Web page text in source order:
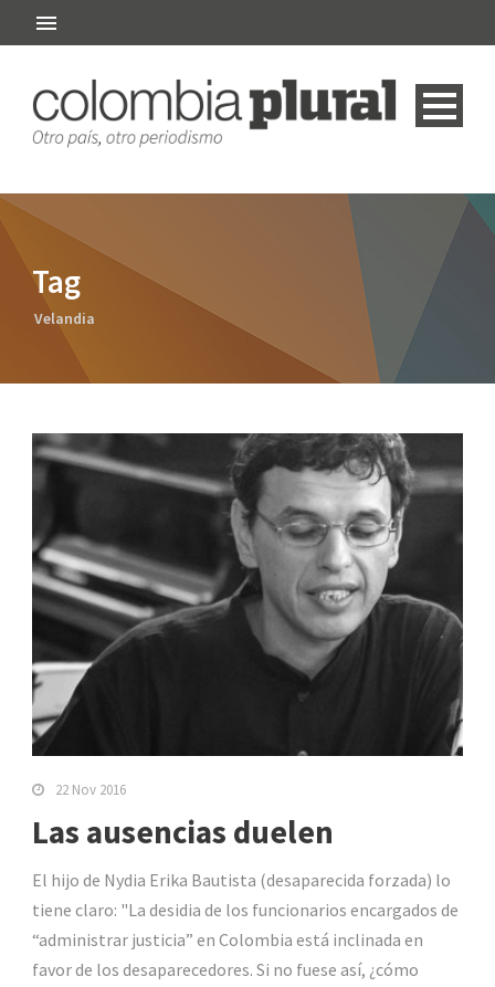
Tag
Velandia
22 Nov 2016
Las ausencias duelen
El hijo de Nydia Erika Bautista (desaparecida forzada) lo
tiene claro: "La desidia de los funcionarios encargados de
“administrar justicia” en Colombia está inclinada en
favor de los desaparecedores. Si no fuese así, ¿cómo